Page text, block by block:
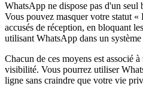
WhatsApp ne dispose pas d'un seul
Vous pouvez masquer votre statut
accusés de réception, en bloquant
utilisant WhatsApp dans un
Chacun de ces moyens est associé
visibilité. Vous pourrez utiliser
ligne sans craindre que votre vie